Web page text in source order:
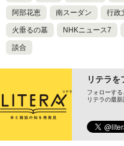
阿部花恵 南スーダン 行政
火垂るの墓 NHKニュース7
談合
リテラを
フォローす
リテラの最新